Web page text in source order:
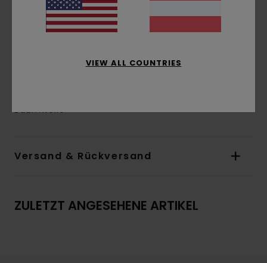
Rückseite
Andere Features:Logo-Flaggenlabel an der
Platzierung des Drucks geringfügig abweichen
Baumwolle
Versand & Rückversand
ZULETZT ANGESEHENE ARTIKEL
VIEW ALL COUNTRIES